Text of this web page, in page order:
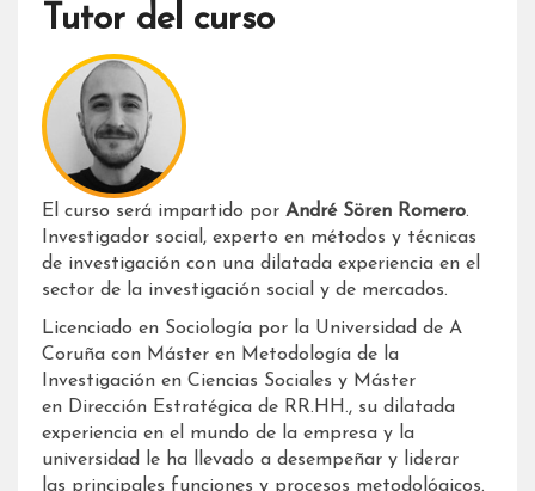
Tutor del curso
El curso será impartido por André Sören Romero.
Investigador social, experto en métodos y técnicas
de investigación con una dilatada experiencia en el
sector de la investigación social y de mercados.
Licenciado en Sociología por la Universidad de A
Coruña con Máster en Metodología de la
Investigación en Ciencias Sociales y Máster
en Dirección Estratégica de RR.HH., su dilatada
experiencia en el mundo de la empresa y la
universidad le ha llevado a desempeñar y liderar
las principales funciones y procesos metodológicos.